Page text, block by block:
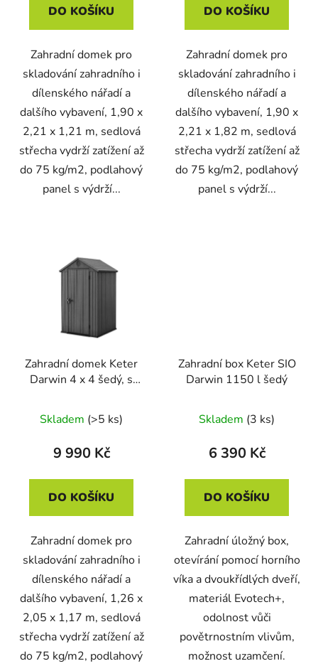
DO KOŠÍKU
Zahradní domek pro
skladování zahradního i
dílenského nářadí a
dalšího vybavení, 1,90 x
2,21 x 1,21 m, sedlová
střecha vydrží zatížení až
do 75 kg/m2, podlahový
panel s výdrží...
DO KOŠÍKU
Zahradní domek pro
skladování zahradního i
dílenského nářadí a
dalšího vybavení, 1,90 x
2,21 x 1,82 m, sedlová
střecha vydrží zatížení až
do 75 kg/m2, podlahový
panel s výdrží...
Zahradní domek Keter
Darwin 4 x 4 šedý, s
Skladem (>5 ks)
9 990 Kč
DO KOŠÍKU
Zahradní domek pro
skladování zahradního i
dílenského nářadí a
dalšího vybavení, 1,26 x
2,05 x 1,17 m, sedlová
střecha vydrží zatížení až
do 75 kg/m2, podlahový
Zahradní box Keter SIO
Darwin 1150 l šedý
Skladem (3 ks)
6 390 Kč
DO KOŠÍKU
Zahradní úložný box,
otevírání pomocí horního
víka a dvoukřídlých dveří,
materiál Evotech+,
odolnost vůči
povětrnostním vlivům,
možnost uzamčení.